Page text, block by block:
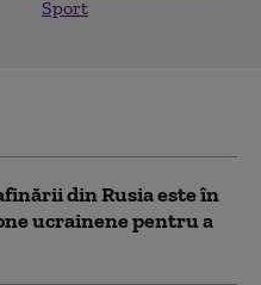
Sport
din Rusia este în
ucrainene pentru a